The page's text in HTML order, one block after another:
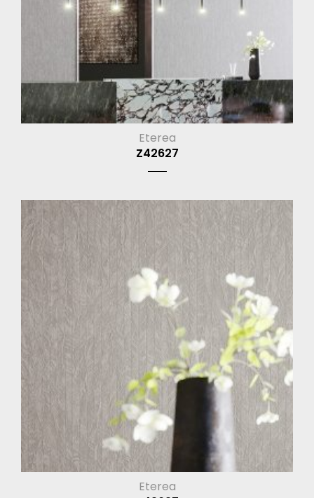
Eterea
Z42627
Eterea